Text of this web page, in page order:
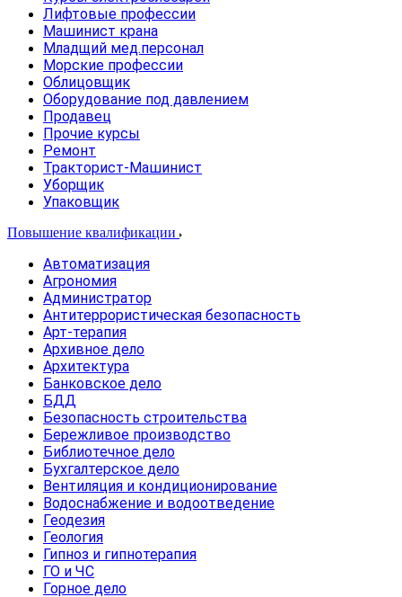
Лифтовые профессии
Машинист крана
Младщий мед.персонал
Морские профессии
Облицовщик
Оборудование под давлением
Продавец
Прочие курсы
Ремонт
Тракторист-Машинист
Уборщик
Упаковщик
Повышение квалификации
Автоматизация
Агрономия
Администратор
Антитеррористическая безопасность
Арт-терапия
Архивное дело
Архитектура
Банковское дело
БДД
Безопасность строительства
Бережливое производство
Библиотечное дело
Бухгалтерское дело
Вентиляция и кондиционирование
Водоснабжение и водоотведение
Геодезия
Геология
Гипноз и гипнотерапия
ГО и ЧС
Горное дело